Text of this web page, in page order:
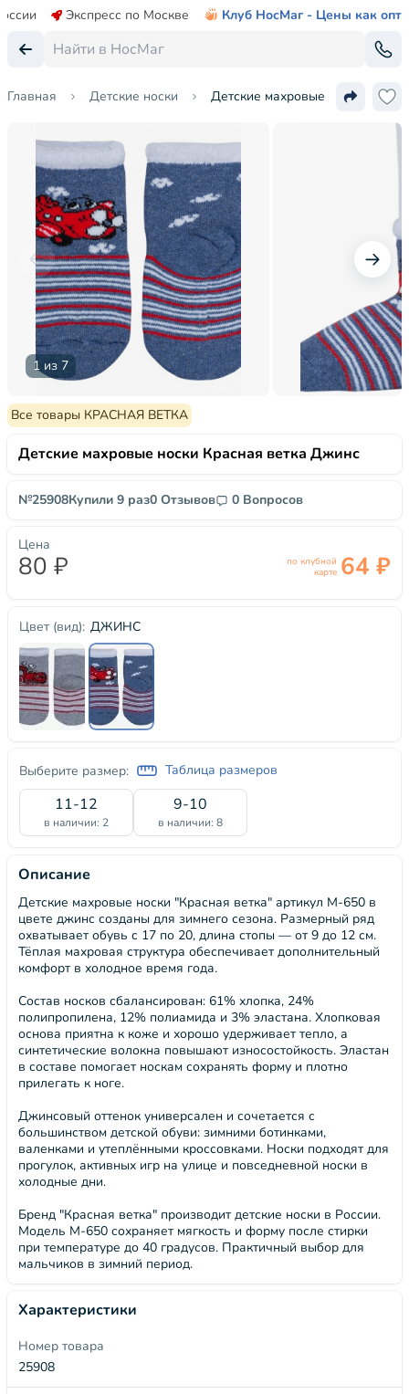
Экспресс по Москве Клуб НосМаг - Цены как опт
Главная Детские носки Детские махровые носки
1 из 7
Все товары КРАСНАЯ ВЕТКА
Детские махровые носки Красная ветка Джинс
№25908Купили 9 раз0 Отзывов 0 Вопросов
Цвет (вид): ДЖИНС
Выберите размер: Таблица размеров
11-12
в наличии: 2
9-10
в наличии: 8
Цена
80 ₽
по клубной
карте 64 ₽
Описание
Детские махровые носки "Красная ветка" артикул М-650 в
цвете джинс созданы для зимнего сезона. Размерный ряд
охватывает обувь с 17 по 20, длина стопы — от 9 до 12 см.
Тёплая махровая структура обеспечивает дополнительный
комфорт в холодное время года.
Состав носков сбалансирован: 61% хлопка, 24%
полипропилена, 12% полиамида и 3% эластана. Хлопковая
основа приятна к коже и хорошо удерживает тепло, а
синтетические волокна повышают износостойкость. Эластан
в составе помогает носкам сохранять форму и плотно
прилегать к ноге.
Джинсовый оттенок универсален и сочетается с
большинством детской обуви: зимними ботинками,
валенками и утеплёнными кроссовками. Носки подходят для
прогулок, активных игр на улице и повседневной носки в
холодные дни.
Бренд "Красная ветка" производит детские носки в России.
Модель М-650 сохраняет мягкость и форму после стирки
при температуре до 40 градусов. Практичный выбор для
мальчиков в зимний период.
Характеристики
Номер товара
25908